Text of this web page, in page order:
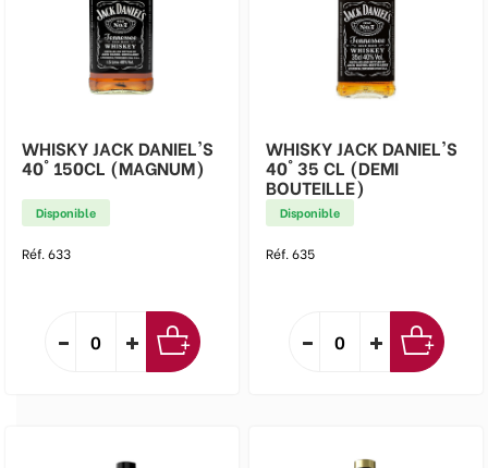
WHISKY JACK DANIEL'S
40° 150CL (MAGNUM)
Disponible
Réf. 633
WHISKY JACK DANIEL'S
40° 35 CL (DEMI
BOUTEILLE)
Disponible
Réf. 635